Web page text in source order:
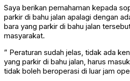
Saya berikan pemahaman kepada
parkir di bahu jalan apalagi dengan
bara yang parkir di bahu jalan
masyarakat.
” Peraturan sudah jelas, tidak ada
yang parkir di bahu jalan, harus
tidak boleh beroperasi di luar jam